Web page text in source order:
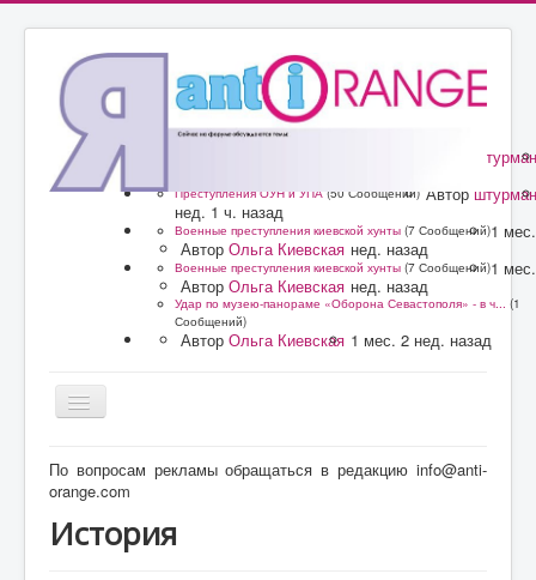
штурман
Преступления ОУН и УПА (50 Сообщений) Автор штурман
нед. 1 ч. назад
Военные преступления киевской хунты (7 Сообщений)
Автор Ольга Киевская
1
нед. назад
Военные преступления киевской хунты (7 Сообщений)
Автор Ольга Киевская
1
нед. назад
Удар по музею-панораме «Оборона Севастополя» - в ч...
(1
Сообщений)
Автор Ольга Киевская 1 мес. 2 нед. назад
Форум
О проекте
По вопросам рекламы обращаться в редакцию info@anti-
orange.com
История